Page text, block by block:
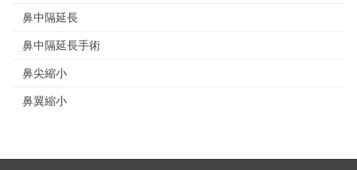
鼻中隔延長
鼻中隔延長手術
鼻尖縮小
鼻翼縮小